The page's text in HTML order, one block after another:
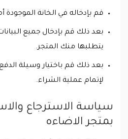
قم بإدخاله في الخانة الموجودة
بعد ذلك قم بإدخال جميع
يتطلبها منك المتجر.
بعد ذلك قم باختيار وسيلة
لإتمام عملية الشراء.
سياسة الاسترجاع
بمتجر الاضاءه